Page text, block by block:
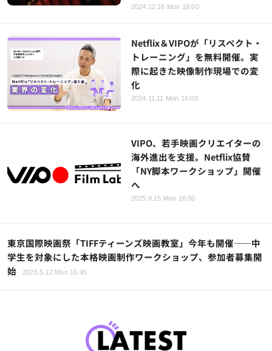
2024.12.16 Mon 18:00
Netflix＆VIPOが「リスペクト・
トレーニング」を無料開催。実
際に起きた映像制作現場での変
化
2024.11.11 Mon 16:00
VIPO、若手映画クリエイターの
海外進出を支援。Netflix協賛
「NY脚本ワークショップ」開催
へ
2025.9.15 Mon 18:00
東京国際映画祭「TIFFティーンズ映画教室」今年も開催――中
学生を対象にした本格映画制作ワークショップ、参加者募集開
始
2025.5.12 Mon 16:45